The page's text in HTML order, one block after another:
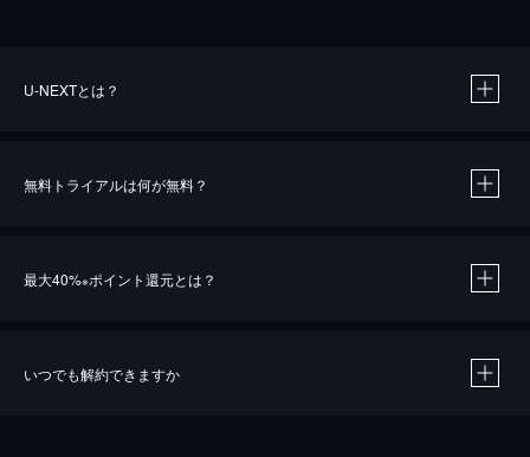
U-NEXTとは？
無料トライアルは何が無料？
最大40%※ポイント還元とは？
いつでも解約できますか